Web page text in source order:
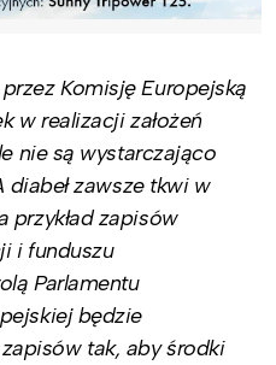
Komisję Europejską
w realizacji założeń
nie są wystarczająco
diabeł zawsze tkwi w
przykład zapisów
i funduszu
Parlamentu
będzie
tak, aby środki